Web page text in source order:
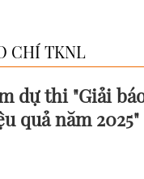
CHÍ TKNL
dự thi "Giải
quả năm 2025"